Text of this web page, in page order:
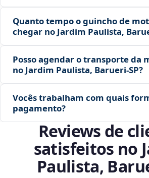
Quanto tempo o guincho de
chegar no Jardim Paulista,
Posso agendar o transporte da
no Jardim Paulista, Barueri‑SP?
Vocês trabalham com quais
pagamento?
Reviews de
satisfeitos no
Paulista,